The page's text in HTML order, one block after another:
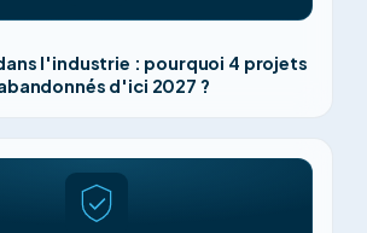
l'industrie : pourquoi 4 projets
d'ici 2027 ?